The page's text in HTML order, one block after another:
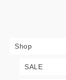
Shop
SALE